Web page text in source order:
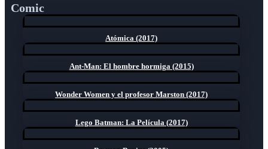
Comic
Atómica (2017)
Ant-Man: El hombre hormiga (2015)
Wonder Women y el profesor Marston (2017)
Lego Batman: La Película (2017)